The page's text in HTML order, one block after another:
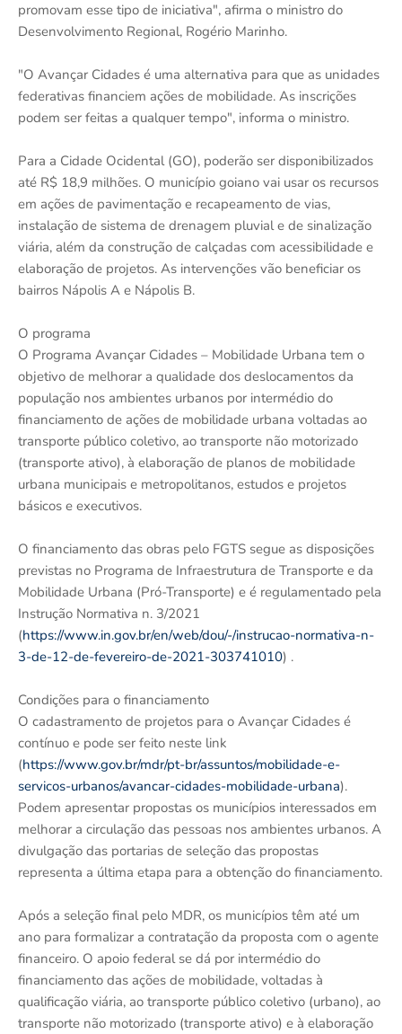
promovam esse tipo de iniciativa", afirma o ministro do
Desenvolvimento Regional, Rogério Marinho.
"O Avançar Cidades é uma alternativa para que as unidades
federativas financiem ações de mobilidade. As inscrições
podem ser feitas a qualquer tempo", informa o ministro.
Para a Cidade Ocidental (GO), poderão ser disponibilizados
até R$ 18,9 milhões. O município goiano vai usar os recursos
em ações de pavimentação e recapeamento de vias,
instalação de sistema de drenagem pluvial e de sinalização
viária, além da construção de calçadas com acessibilidade e
elaboração de projetos. As intervenções vão beneficiar os
bairros Nápolis A e Nápolis B.
O programa
O Programa Avançar Cidades – Mobilidade Urbana tem o
objetivo de melhorar a qualidade dos deslocamentos da
população nos ambientes urbanos por intermédio do
financiamento de ações de mobilidade urbana voltadas ao
transporte público coletivo, ao transporte não motorizado
(transporte ativo), à elaboração de planos de mobilidade
urbana municipais e metropolitanos, estudos e projetos
básicos e executivos.
O financiamento das obras pelo FGTS segue as disposições
previstas no Programa de Infraestrutura de Transporte e da
Mobilidade Urbana (Pró-Transporte) e é regulamentado pela
Instrução Normativa n. 3/2021
(https://www.in.gov.br/en/web/dou/-/instrucao-normativa-n-
3-de-12-de-fevereiro-de-2021-303741010) .
Condições para o financiamento
O cadastramento de projetos para o Avançar Cidades é
contínuo e pode ser feito neste link
(https://www.gov.br/mdr/pt-br/assuntos/mobilidade-e-
servicos-urbanos/avancar-cidades-mobilidade-urbana).
Podem apresentar propostas os municípios interessados em
melhorar a circulação das pessoas nos ambientes urbanos. A
divulgação das portarias de seleção das propostas
representa a última etapa para a obtenção do financiamento.
Após a seleção final pelo MDR, os municípios têm até um
ano para formalizar a contratação da proposta com o agente
financeiro. O apoio federal se dá por intermédio do
financiamento das ações de mobilidade, voltadas à
qualificação viária, ao transporte público coletivo (urbano), ao
transporte não motorizado (transporte ativo) e à elaboração